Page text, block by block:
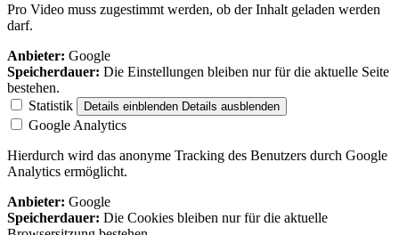
Pro Video muss zugestimmt werden, ob der Inhalt geladen werden
darf.
Anbieter: Google
Speicherdauer: Die Einstellungen bleiben nur für die aktuelle Seite
bestehen.
Statistik
Details einblenden Details ausblenden
Google Analytics
Hierdurch wird das anonyme Tracking des Benutzers durch Google
Analytics ermöglicht.
Anbieter: Google
Speicherdauer: Die Cookies bleiben nur für die aktuelle